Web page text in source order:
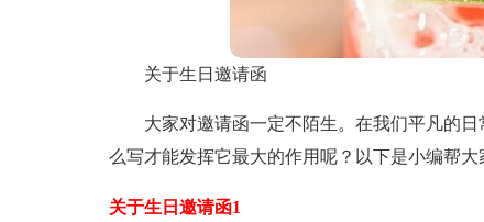
关于生日邀请函
大家对邀请函一定不陌生。在我们平凡的
么写才能发挥它最大的作用呢？以下是小编帮
关于生日邀请函1